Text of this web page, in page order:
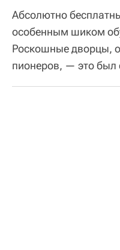
Абсолютно
особенным шиком
Роскошные дворцы,
пионеров, — это был